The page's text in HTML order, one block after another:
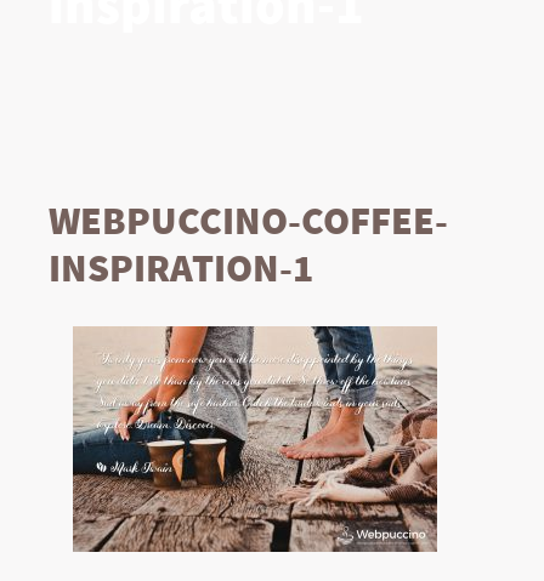
WEBPUCCINO-COFFEE-
INSPIRATION-1